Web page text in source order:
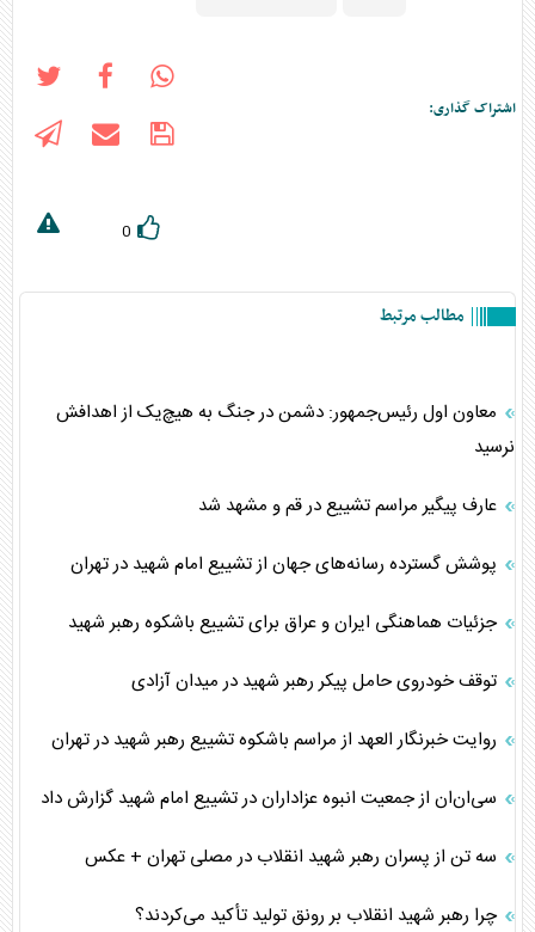
اشتراک گذاری:
0
مطالب مرتبط
معاون اول رئیس‌جمهور: دشمن در جنگ به هیچ‌یک از اهدافش
نرسید
عارف پیگیر مراسم تشییع در قم و مشهد شد
پوشش گسترده رسانه‌های جهان از تشییع امام شهید در تهران
جزئیات هماهنگی ایران و عراق برای تشییع باشکوه رهبر شهید
توقف خودروی حامل پیکر رهبر شهید در میدان آزادی
روایت خبرنگار العهد از مراسم باشکوه تشییع رهبر شهید در تهران
سی‌ان‌ان از جمعیت انبوه عزاداران در تشییع امام شهید گزارش داد
سه تن از پسران رهبر شهید انقلاب در مصلی تهران + عکس
چرا رهبر شهید انقلاب بر رونق تولید تأکید می‌کردند؟